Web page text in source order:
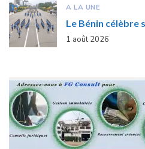
A LA UNE
Le Bénin célèbre
1 août 2026